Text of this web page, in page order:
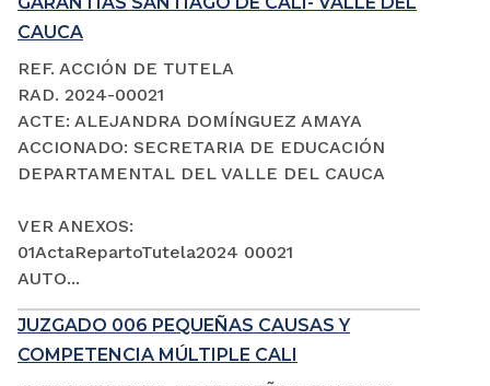
CAUCA
REF. ACCIÓN DE TUTELA
RAD. 2024-00021
ACTE: ALEJANDRA DOMÍNGUEZ AMAYA
ACCIONADO: SECRETARIA DE EDUCACIÓN
DEPARTAMENTAL DEL VALLE DEL CAUCA
VER ANEXOS:
01ActaRepartoTutela2024 00021
AUTO...
JUZGADO 006 PEQUEÑAS CAUSAS Y
COMPETENCIA MÚLTIPLE CALI